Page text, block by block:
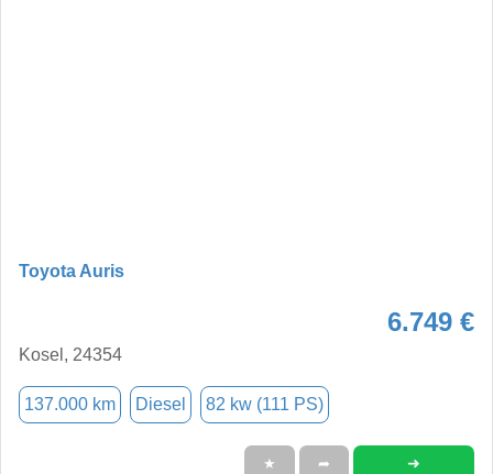
Toyota Auris
6.749 €
Kosel, 24354
137.000 km Diesel 82 kw (111 PS)
★ ➦ ➜